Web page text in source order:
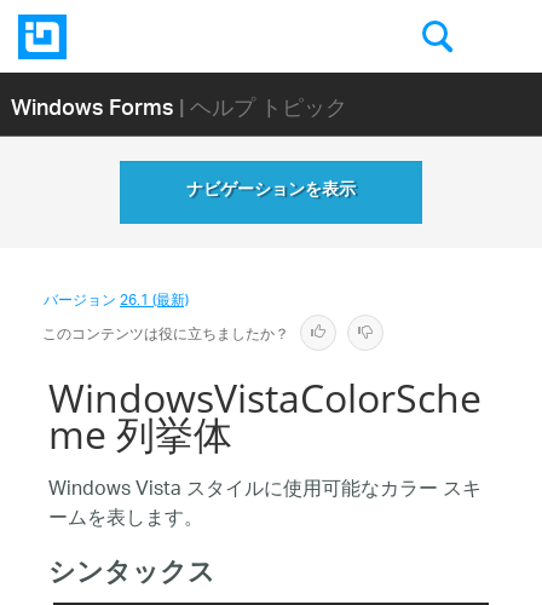
Windows Forms| ヘルプ トピック
ナビゲーションを表示
バージョン26.1 (最新)
このコンテンツは役に立ちましたか？
WindowsVistaColorSche
me 列挙体
Windows Vista スタイルに使用可能なカラー スキ
ームを表します。
シンタックス